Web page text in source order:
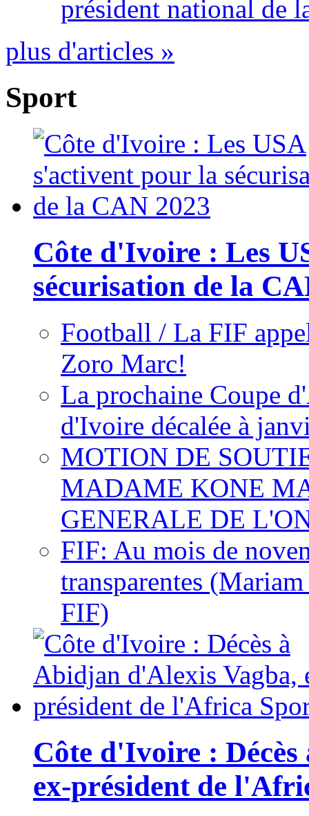
président national de
plus d'articles »
Sport
Côte d'Ivoire : Les
sécurisation de la
Football / La FIF
Zoro Marc!
La prochaine Coupe
d'Ivoire décalée à
MOTION DE
MADAME KONE
GENERALE DE
FIF: Au mois de
transparentes
FIF)
Côte d'Ivoire :
ex-président de